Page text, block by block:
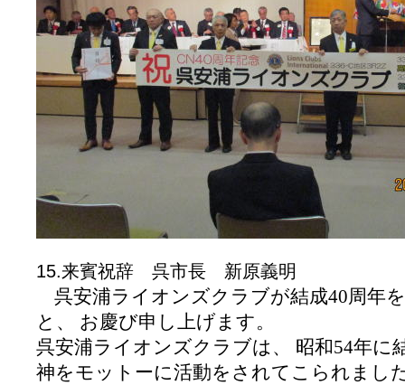
15.来賓祝辞 呉市長 新原義明
呉安浦ライオンズクラブが結成40周年
と、 お慶び申し上げます。
呉安浦ライオンズクラブは、 昭和54年に
神をモットーに活動をされてこられまし